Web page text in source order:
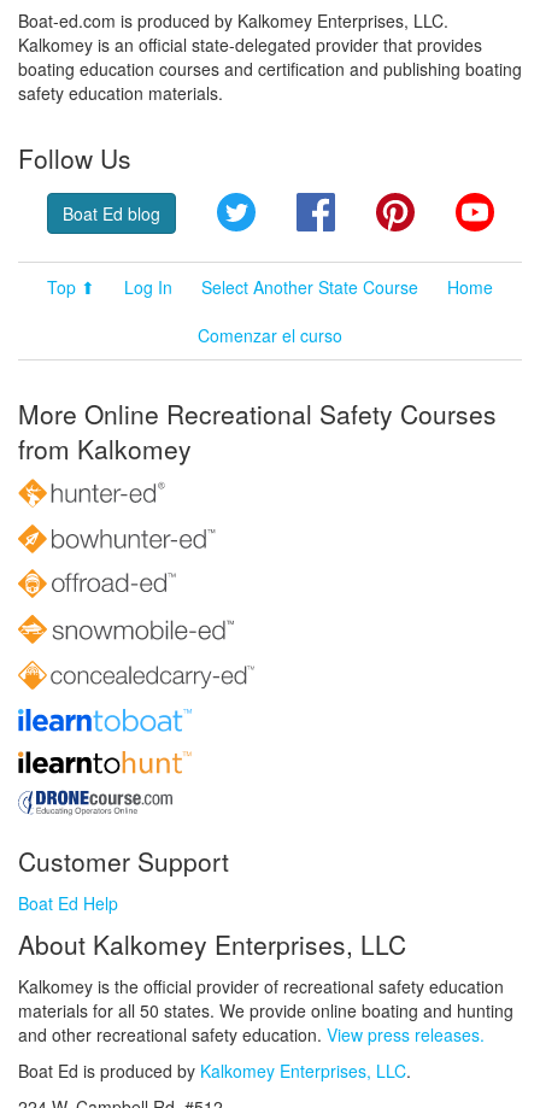
Boat-ed.com is produced by Kalkomey Enterprises, LLC.
Kalkomey is an official state-delegated provider that provides
boating education courses and certification and publishing boating
safety education materials.
Follow Us
Boat Ed blog Twitter FacebookPinterest
Top ⬆ Log In Select Another State Course
Home
Comenzar el curso
More Online Recreational Safety Courses
from Kalkomey
Customer Support
Boat Ed Help
About Kalkomey Enterprises, LLC
Kalkomey is the official provider of recreational safety education
materials for all 50 states. We provide online boating and hunting
and other recreational safety education. View press releases.
Boat Ed is produced by Kalkomey Enterprises, LLC.